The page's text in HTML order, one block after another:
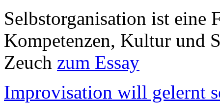
Selbstorganisation ist eine
Kompetenzen, Kultur und
Zeuch zum Essay
Improvisation will gelernt